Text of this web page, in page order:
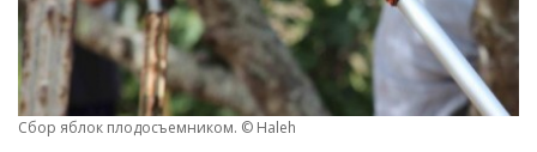
Сбор яблок плодосъемником. © Haleh